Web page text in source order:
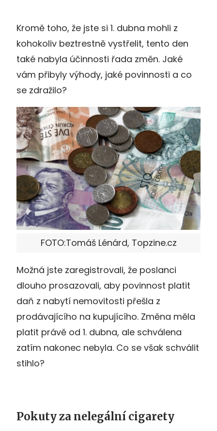
Kromě toho, že jste si 1. dubna mohli z
kohokoliv beztrestně vystřelit, tento den
také nabyla účinnosti řada změn. Jaké
vám přibyly výhody, jaké povinnosti a co
se zdražilo?
FOTO:Tomáš Lénárd, Topzine.cz
Možná jste zaregistrovali, že poslanci
dlouho prosazovali, aby povinnost platit
daň z nabytí nemovitosti přešla z
prodávajícího na kupujícího. Změna měla
platit právě od 1. dubna, ale schválena
zatím nakonec nebyla. Co se však schválit
stihlo?
Pokuty za nelegální cigarety